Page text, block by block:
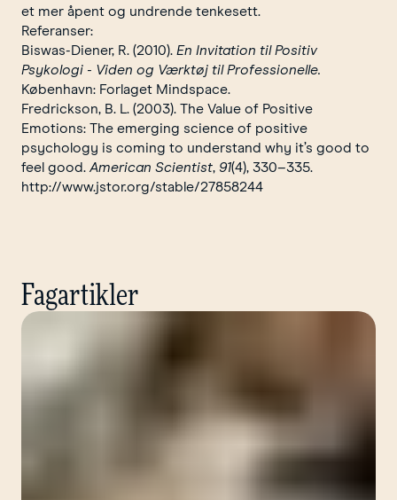
et mer åpent og undrende tenkesett.
Referanser:
Biswas-Diener, R. (2010). En Invitation til Positiv
Psykologi - Viden og Værktøj til Professionelle.
København: Forlaget Mindspace.
Fredrickson, B. L. (2003). The Value of Positive
Emotions: The emerging science of positive
psychology is coming to understand why it’s good to
feel good. American Scientist, 91(4), 330–335.
http://www.jstor.org/stable/27858244
Fagartikler